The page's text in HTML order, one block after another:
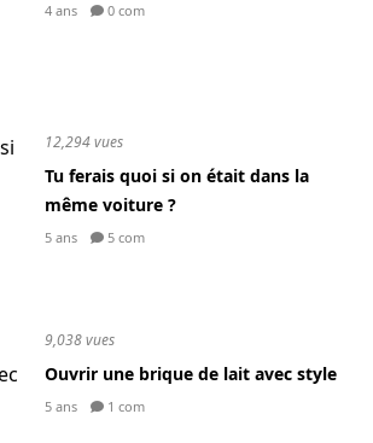
4 ans 0 com
12,294 vues
Tu ferais quoi si on était dans la
même voiture ?
5 ans 5 com
9,038 vues
Ouvrir une brique de lait avec style
5 ans 1 com